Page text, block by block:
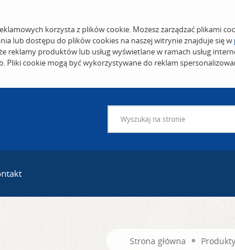
korzysta z plików cookie. Możesz zarządzać plikami
lub dostępu do plików cookies na naszej witrynie znajduje się w
reklamy produktów lub usług wyświetlane w ramach usług
Pliki cookie mogą być wykorzystywane do reklam
Strona główna Produkty